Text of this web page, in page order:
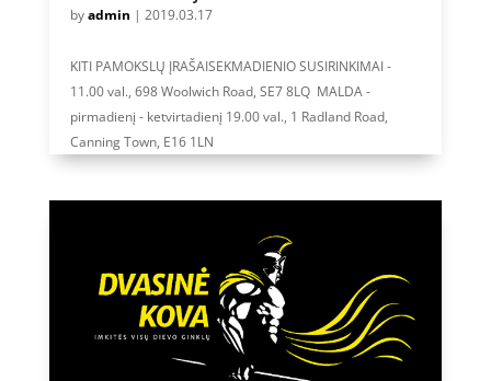
byadmin | 2019.03.17
KITI PAMOKSLŲ ĮRAŠAISEKMADIENIO SUSIRINKIMAI -
11.00 val., 698 Woolwich Road, SE7 8LQ MALDA -
pirmadienį - ketvirtadienį 19.00 val., 1 Radland Road,
Canning Town, E16 1LN